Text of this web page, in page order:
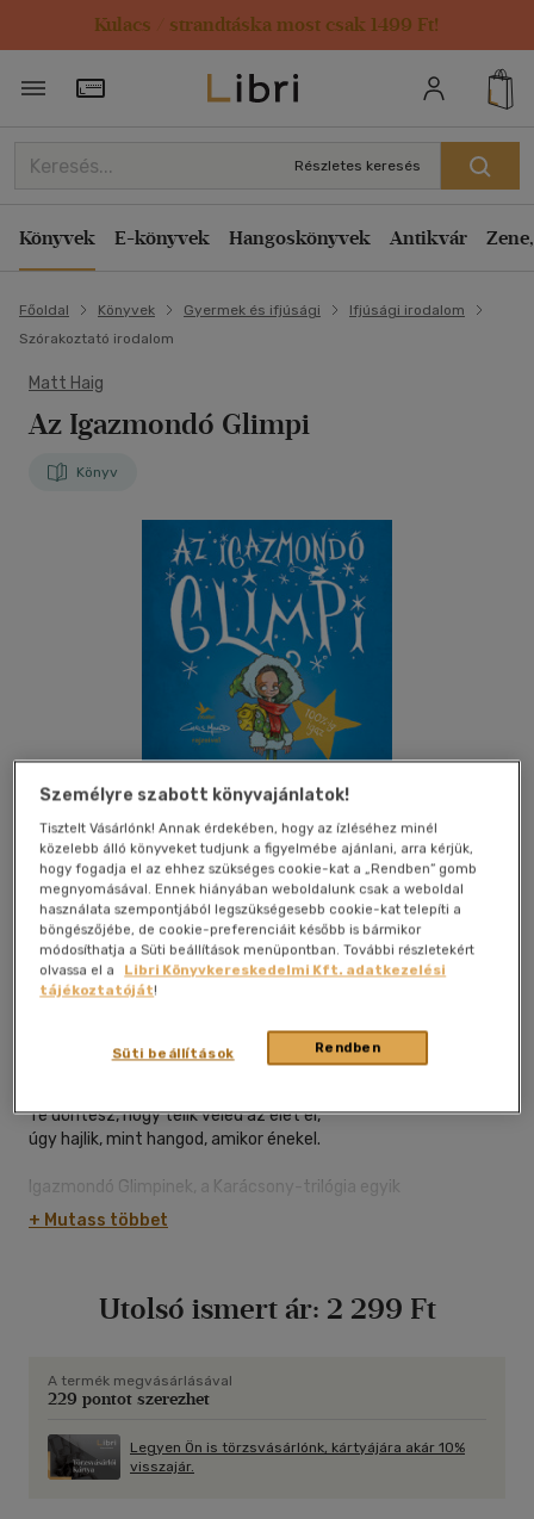
Kulacs / strandtáska most csak 1499 Ft!
Törzsvásárlói Kártya adatai
Részletes keresés
Könyvek E-könyvek Hangoskönyvek Antikvár
Főoldal Könyvek Gyermek és ifjúsági
Ifjúsági irodalom
Szórakoztató irodalom
Matt Haig
Az Igazmondó Glimpi
Könyv
Kívánságlistához adom
Majd pirulsz és vidulsz és rossz viccen nevetsz,
Te döntesz, hogy telik veled az élet el,
úgy hajlik, mint hangod, amikor énekel.
Igazmondó Glimpinek, a Karácsony-trilógia egyik
legnépszerűbb szereplőjének nehéz az élete, hiszen képtelen
hazudni, és emiatt folyton bajba kerül. De ebben a könyvben
őszinteségről, a kudarcok feldolgozásáról, de leginkább mégis
Szabó T. Anna friss, szemtelen és könnyfakasztó
fordításában.
+ Mutass többet
Utolsó ismert ár: 2 299 Ft
A termék megvásárlásával
229 pontot szerezhet
Legyen Ön is törzsvásárlónk, kártyájára akár 10%
visszajár.
Személyre szabott könyvajánlatok!
Tisztelt Vásárlónk! Annak érdekében, hogy az ízléséhez minél
közelebb álló könyveket tudjunk a figyelmébe ajánlani, arra kérjük,
hogy fogadja el az ehhez szükséges cookie-kat a „Rendben” gomb
megnyomásával. Ennek hiányában weboldalunk csak a weboldal
használata szempontjából legszükségesebb cookie-kat telepíti a
böngészőjébe, de cookie-preferenciáit később is bármikor
módosíthatja a Süti beállítások menüpontban. További részletekért
olvassa el a
Libri Könyvkereskedelmi Kft. adatkezelési
tájékoztatóját!
Rendben
Süti beállítások